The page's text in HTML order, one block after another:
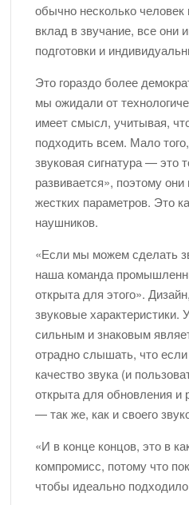
обычно несколько
вклад в звучание, все они
подготовки и
Это гораздо более
мы ожидали от
имеет смысл, учитывая,
подходить всем. Мало
звуковая сигнатура — это
развивается», поэтому
жестких параметров. Это
наушников.
«Если мы можем сделать
наша команда
открыта для этого».
звуковые характеристики.
сильным и знаковым
отрадно слышать, что
качество звука (и
открыта для обновления и
— так же, как и своего
«И в конце концов, это в
компромисс, потому что
чтобы идеально